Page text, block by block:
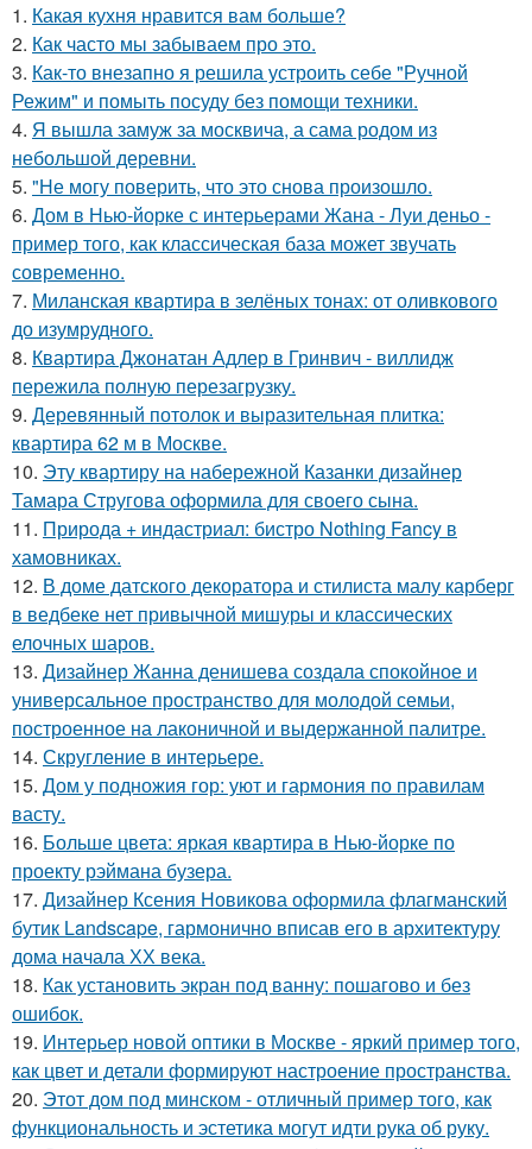
1. Какая кухня нравится вам больше?
2. Как часто мы забываем про это.
3. Как-то внезапно я решила устроить себе "Ручной
Режим" и помыть посуду без помощи техники.
4. Я вышла замуж за москвича, а сама родом из
небольшой деревни.
5. "Не могу поверить, что это снова произошло.
6. Дом в Нью-йорке с интерьерами Жана - Луи деньо -
пример того, как классическая база может звучать
современно.
7. Миланская квартира в зелёных тонах: от оливкового
до изумрудного.
8. Квартира Джонатан Адлер в Гринвич - виллидж
пережила полную перезагрузку.
9. Деревянный потолок и выразительная плитка:
квартира 62 м в Москве.
10. Эту квартиру на набережной Казанки дизайнер
Тамара Стругова оформила для своего сына.
11. Природа + индастриал: бистро Nothing Fancy в
хамовниках.
12. В доме датского декоратора и стилиста малу карберг
в ведбеке нет привычной мишуры и классических
елочных шаров.
13. Дизайнер Жанна денишева создала спокойное и
универсальное пространство для молодой семьи,
построенное на лаконичной и выдержанной палитре.
14. Скругление в интерьере.
15. Дом у подножия гор: уют и гармония по правилам
васту.
16. Больше цвета: яркая квартира в Нью-йорке по
проекту рэймана бузера.
17. Дизайнер Ксения Новикова оформила флагманский
бутик Landscape, гармонично вписав его в архитектуру
дома начала ХХ века.
18. Как установить экран под ванну: пошагово и без
ошибок.
19. Интерьер новой оптики в Москве - яркий пример того,
как цвет и детали формируют настроение пространства.
20. Этот дом под минском - отличный пример того, как
функциональность и эстетика могут идти рука об руку.